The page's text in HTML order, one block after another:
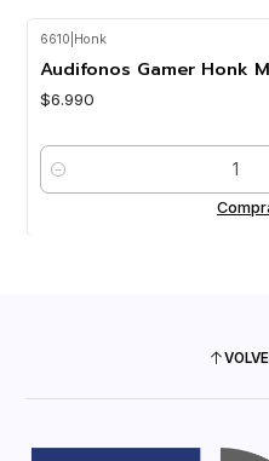
6610 Honk
Audifonos Gamer Honk
$6.990
Cantidad